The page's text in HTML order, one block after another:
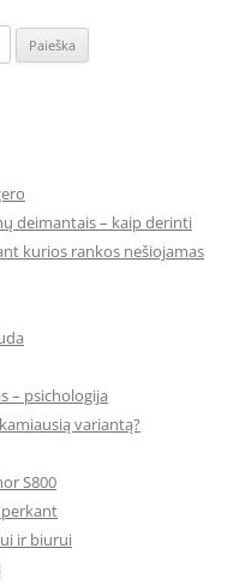
deimantais – kaip derinti
kurios rankos nešiojamas
– psichologija
variantą?
S800
ir biurui